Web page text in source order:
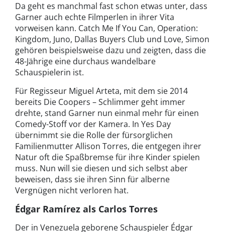
Da geht es manchmal fast schon etwas unter, dass
Garner auch echte Filmperlen in ihrer Vita
vorweisen kann. Catch Me If You Can, Operation:
Kingdom, Juno, Dallas Buyers Club und Love, Simon
gehören beispielsweise dazu und zeigten, dass die
48-Jährige eine durchaus wandelbare
Schauspielerin ist.
Für Regisseur Miguel Arteta, mit dem sie 2014
bereits Die Coopers – Schlimmer geht immer
drehte, stand Garner nun einmal mehr für einen
Comedy-Stoff vor der Kamera. In Yes Day
übernimmt sie die Rolle der fürsorglichen
Familienmutter Allison Torres, die entgegen ihrer
Natur oft die Spaßbremse für ihre Kinder spielen
muss. Nun will sie diesen und sich selbst aber
beweisen, dass sie ihren Sinn für alberne
Vergnügen nicht verloren hat.
Édgar Ramírez als Carlos Torres
Der in Venezuela geborene Schauspieler Édgar